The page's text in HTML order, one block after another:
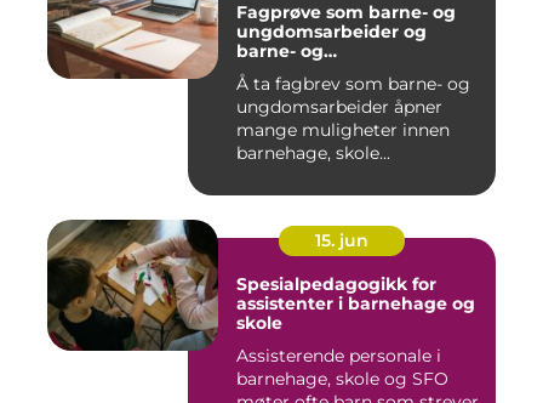
Fagprøve som barne- og
ungdomsarbeider og
barne- og
ungdomsarbeiderfaget VG
Å ta fagbrev som barne- og
ungdomsarbeider åpner
mange muligheter innen
barnehage, skole...
15. jun
Spesialpedagogikk for
assistenter i barnehage og
skole
Assisterende personale i
barnehage, skole og SFO